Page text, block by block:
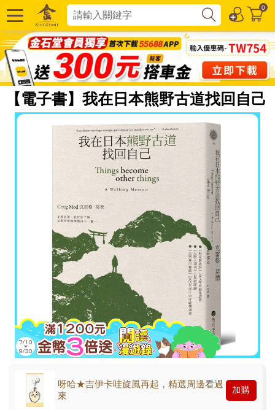
0
【電子書】我在日本熊野古道找回自己
呀哈★吉伊卡哇旋風再起，精選周邊看過
來
加購